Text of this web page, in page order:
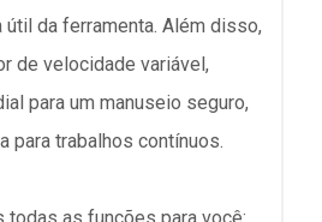
da ferramenta. Além disso,
de velocidade variável,
para um manuseio seguro,
para trabalhos contínuos.